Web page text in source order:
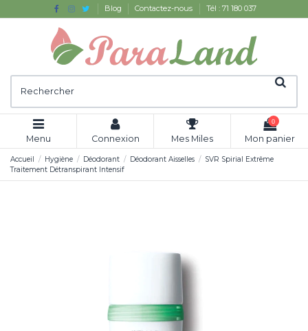
Blog Contactez-nous Tél : 71 180 037
Menu Connexion Mes Miles
0
Mon panier
Accueil Hygiène Déodorant Déodorant Aisselles
SVR Spirial Extrême
Traitement Détranspirant Intensif